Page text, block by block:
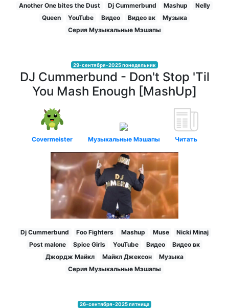
Another One bites the Dust Dj Cummerbund Mashup
Nelly
Queen
YouTube Видео Видео вк
Музыка
Серия Музыкальные Мэшапы
29-сентября-2025 понедельник
DJ Cummerbund - Don't Stop 'Til
You Mash Enough [MashUp]
Covermeister Музыкальные Мэшапы Читать
Dj Cummerbund Foo Fighters Mashup Muse
Nicki Minaj
Post malone
Spice Girls YouTube Видео
Видео вк
Джордж Майкл
Майкл Джексон
Музыка
Серия Музыкальные Мэшапы
26-сентября-2025 пятница